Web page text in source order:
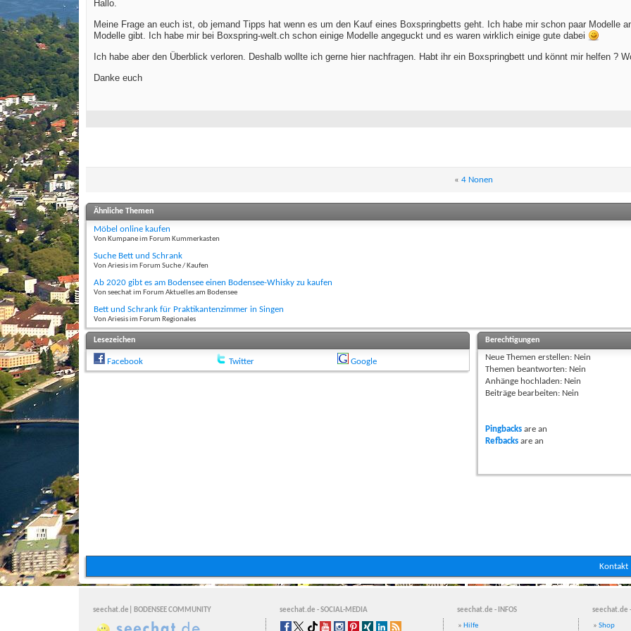
Hallo.
Meine Frage an euch ist, ob jemand Tipps hat wenn es um den Kauf eines Boxspringbetts geht. Ich habe mir schon paar Modelle
Modelle gibt. Ich habe mir bei Boxspring-welt.ch schon einige Modelle angeguckt und es waren wirklich einige gute dabei
Ich habe aber den Überblick verloren. Deshalb wollte ich gerne hier nachfragen. Habt ihr ein Boxspringbett und könnt mir helfen ?
Danke euch
« 4 Nonen
Ähnliche Themen
Möbel online kaufen
Von Kumpane im Forum Kummerkasten
Suche Bett und Schrank
Von Ariesis im Forum Suche / Kaufen
Ab 2020 gibt es am Bodensee einen Bodensee-Whisky zu kaufen
Von seechat im Forum Aktuelles am Bodensee
Bett und Schrank für Praktikantenzimmer in Singen
Von Ariesis im Forum Regionales
Lesezeichen
Facebook Twitter Google
Berechtigungen
Neue Themen erstellen: Nein
Themen beantworten: Nein
Anhänge hochladen: Nein
Beiträge bearbeiten: Nein
Pingbacksare an
Refbacksare an
Kontakt
seechat.de| BODENSEE COMMUNITY seechat.de - SOCIAL-MEDIA seechat.de - INFOS
seechat.de -
» Hilfe » Shop